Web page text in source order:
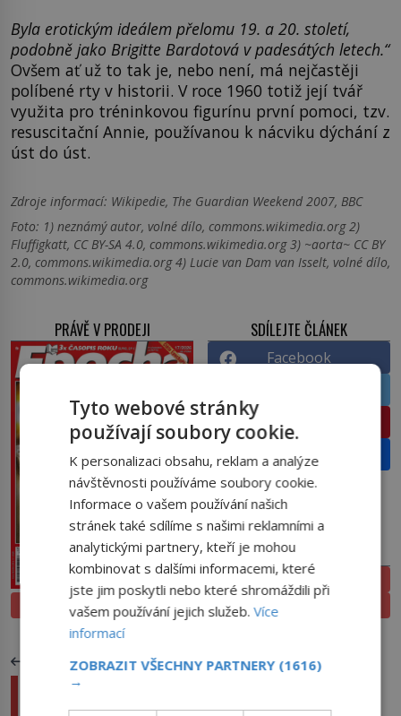
Byla erotickým ideálem přelomu 19. a 20. století,
podobně jako Brigitte Bardotová v padesátých letech.“
Ovšem ať už to tak je, nebo není, má nejčastěji
políbené rty v historii. V roce 1960 totiž její tvář
využita pro tréninkovou figurínu první pomoci, tzv.
resuscitační Annie, používanou k nácviku dýchání z
úst do úst.
Zdroje informací: Wikipedie, The Guardian Weekend 2007, BBC
Foto: 1) neznámý autor, volné dílo, commons.wikimedia.org 2)
Fluffigkatt, CC BY-SA 4.0, commons.wikimedia.org 3) ~aorta~ CC BY
2.0, commons.wikimedia.org 4) Lucie van Dam van Isselt, volné dílo,
commons.wikimedia.org
PRÁVĚ V PRODEJI
PROLISTOVAT
SDÍLEJTE ČLÁNEK
Facebook
Pinterest
Email
PŘEDPLATNÉ
ELEKTRONICKÉ
PŘEDCHOZÍ ČLÁNEK
Ztracená sídla: Tajemství Roanoke – Kam
Tyto webové stránky
používají soubory cookie.
K personalizaci obsahu, reklam a analýze
návštěvnosti používáme soubory cookie.
Informace o vašem používání našich
stránek také sdílíme s našimi reklamními a
analytickými partnery, kteří je mohou
kombinovat s dalšími informacemi, které
jste jim poskytli nebo které shromáždili při
vašem používání jejich služeb.Více
informací
ZOBRAZIT VŠECHNY PARTNERY (1616)
→